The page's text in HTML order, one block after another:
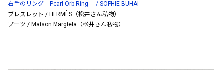
右手のリング「Pearl Orb Ring」 / SOPHIE BUHAI
ブレスレット / HERMÈS（松井さん私物）
ブーツ / Maison Margiela（松井さん私物）